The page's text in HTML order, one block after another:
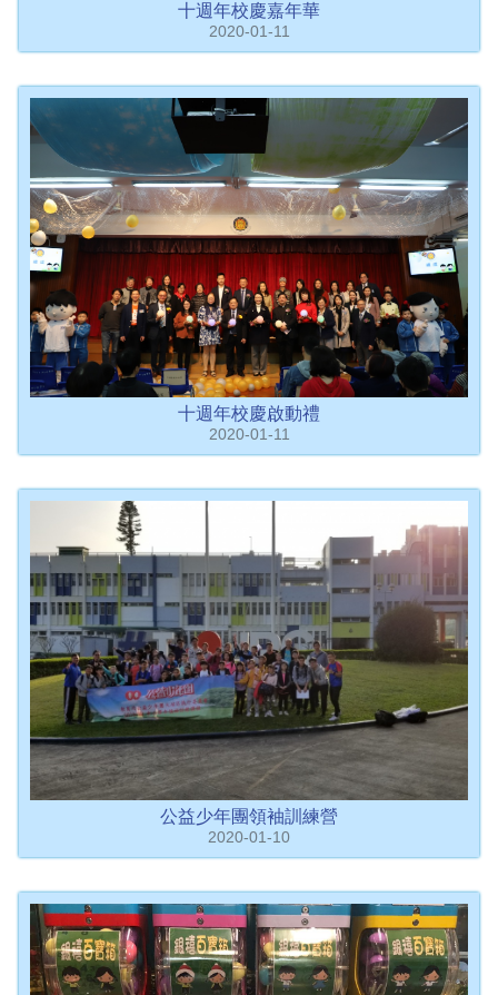
十週年校慶嘉年華
2020-01-11
十週年校慶啟動禮
2020-01-11
公益少年團領袖訓練營
2020-01-10